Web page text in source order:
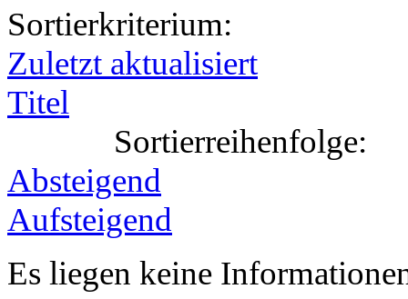
Sortierkriterium:
Zuletzt aktualisiert
Titel
Sortierreihenfolge:
Absteigend
Aufsteigend
Es liegen keine